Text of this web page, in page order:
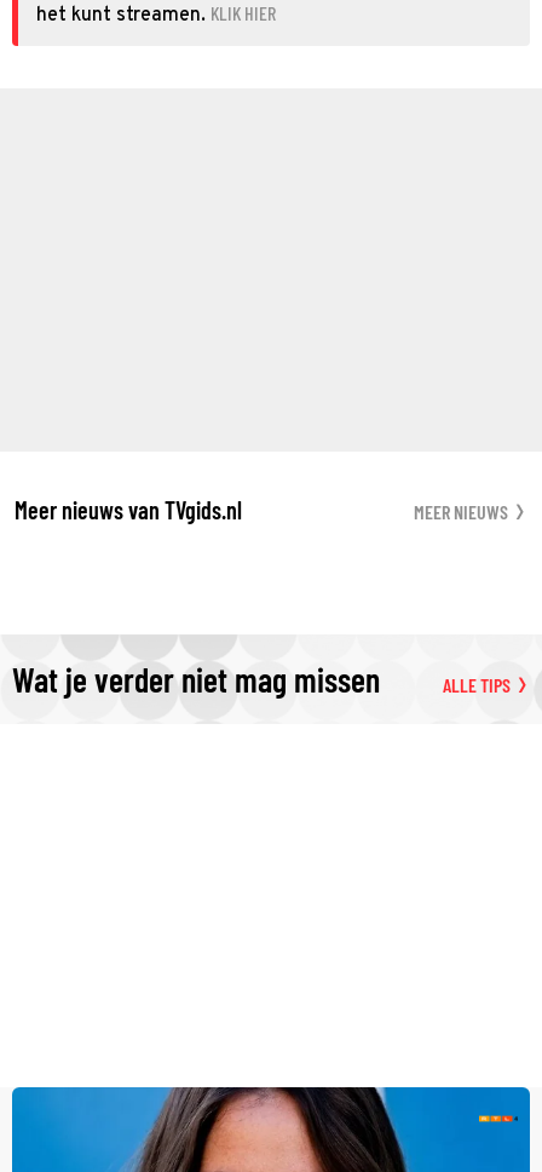
het kunt streamen. KLIK HIER
Meer nieuws van TVgids.nl MEER NIEUWS
Wat je verder niet mag missen ALLE TIPS